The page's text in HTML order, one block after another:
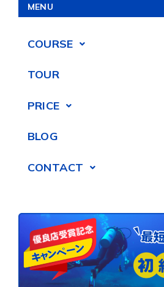
MENU
COURSE
TOUR
PRICE
BLOG
CONTACT